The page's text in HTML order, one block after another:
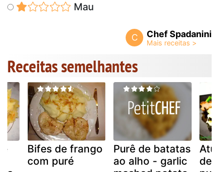
Mau
C Chef Spadanini
Receitas semelhantes
Bifes de frango
com puré
Purê de batatas
ao alho - garlic
de